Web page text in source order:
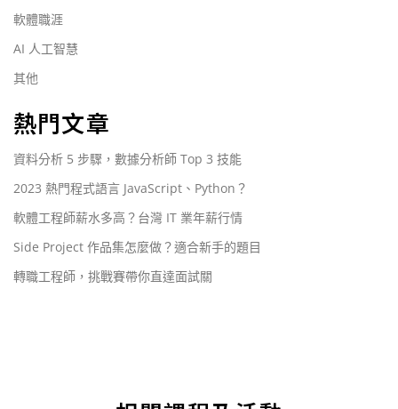
軟體職涯
AI 人工智慧
其他
熱門文章
資料分析 5 步驟，數據分析師 Top 3 技能
2023 熱門程式語言 JavaScript、Python？
軟體工程師薪水多高？台灣 IT 業年薪行情
Side Project 作品集怎麼做？適合新手的題目
轉職工程師，挑戰賽帶你直達面試關